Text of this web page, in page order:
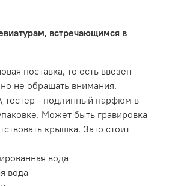
встречающимся в
поставка, то есть ввезен
не обращать внимания.
тестер - подлинный парфюм в
Может быть гравировка
крышка. Зато стоит
вода
вода